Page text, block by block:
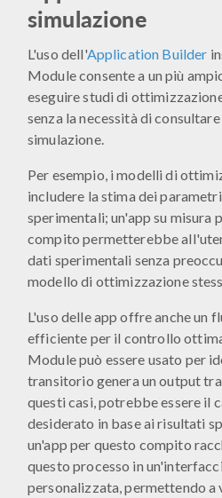
simulazione
L'uso dell'Application Builder
Module consente a un più
eseguire studi di
senza la necessità di
simulazione.
Per esempio, i modelli di
includere la stima dei
sperimentali; un'app su misura
compito permetterebbe
dati sperimentali senza
modello di ottimizzazione
L'uso delle app offre anche un
efficiente per il controllo
Module può essere usato per
transitorio genera un output
questi casi, potrebbe essere il
desiderato in base ai risultati
un'app per questo compito
questo processo in
personalizzata, permettendo a